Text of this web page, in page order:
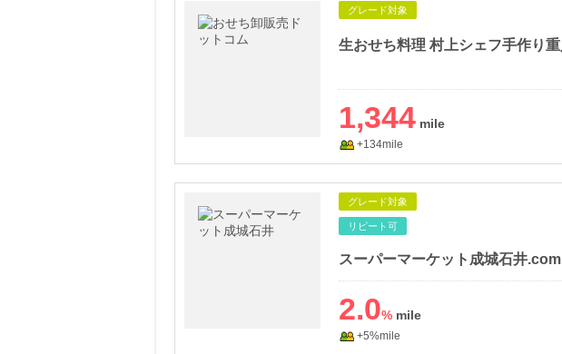
グレード対象
1,344
+134mile
グレード対象
リピート可
スーパーマーケット成城石井.com
2.0%
+5%mile